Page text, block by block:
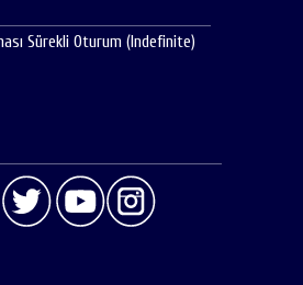
Sürekli Oturum (Indefinite)